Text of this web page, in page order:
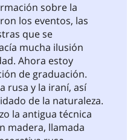
sobre la
los eventos, las
que se
mucha ilusión
Ahora estoy
de graduación.
rusa y la iraní, así
de la naturaleza.
la antigua técnica
madera, llamada